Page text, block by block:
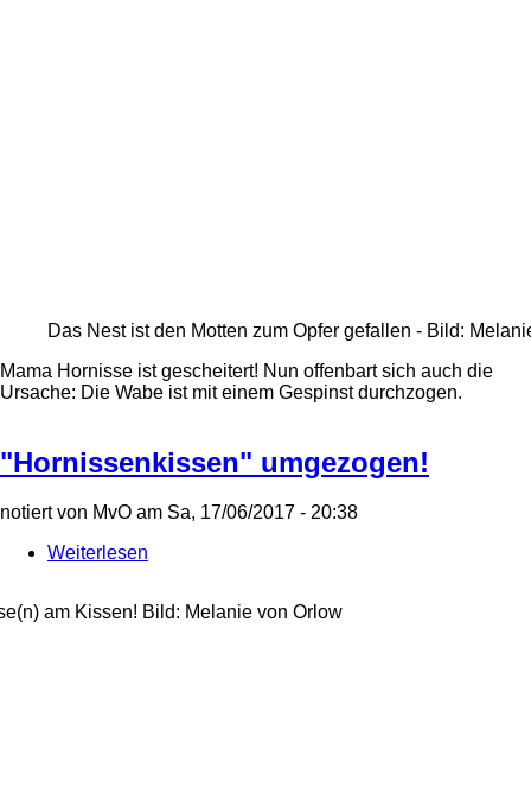
Das Nest ist den Motten zum Opfer gefallen - Bild:
Mama Hornisse ist gescheitert! Nun offenbart sich auch die
Ursache: Die Wabe ist mit einem Gespinst durchzogen.
"Hornissenkissen" umgezogen!
notiert von MvO am Sa, 17/06/2017 - 20:38
Weiterlesen